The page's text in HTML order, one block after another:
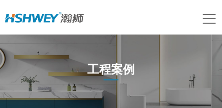
工程案例